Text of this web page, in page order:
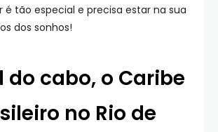
é tão especial e precisa estar na sua
dos sonhos!
do cabo, o Caribe
no Rio de